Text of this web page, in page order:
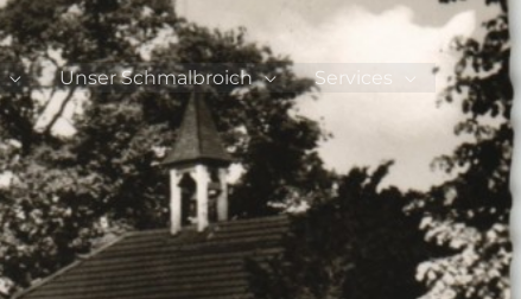
Unser Schmalbroich Services